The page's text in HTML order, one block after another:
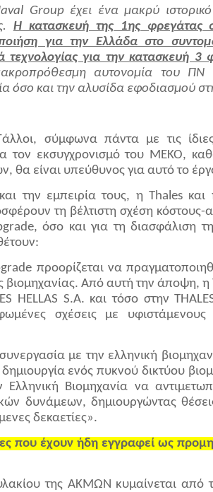
Group έχει ένα μακρύ
Η κατασκευή της 1ης φρεγάτας
για την Ελλάδα στο
για την κατασκευή 3
αυτονομία του ΠΝ
όσο και την αλυσίδα εφοδιασμού
σύμφωνα πάντα με τις
τον εκσυγχρονισμό του MEKO,
θα είναι υπεύθυνος για αυτό το
την εμπειρία τους, η Thales
τη βέλτιστη σχέση
όσο και για τη διασφάλιση
προορίζεται να
βιομηχανίας. Από αυτή την άποψη, η
HELLAS S.A. και τόσο στην
σχέσεις με υφιστάμενους
με την ελληνική
ενός πυκνού δικτύου
Βιομηχανία να
δυνάμεων, δημιουργώντας
δεκαετίες».
που έχουν ήδη εγγραφεί ως
της ΑΚΜΩΝ κυμαίνεται από